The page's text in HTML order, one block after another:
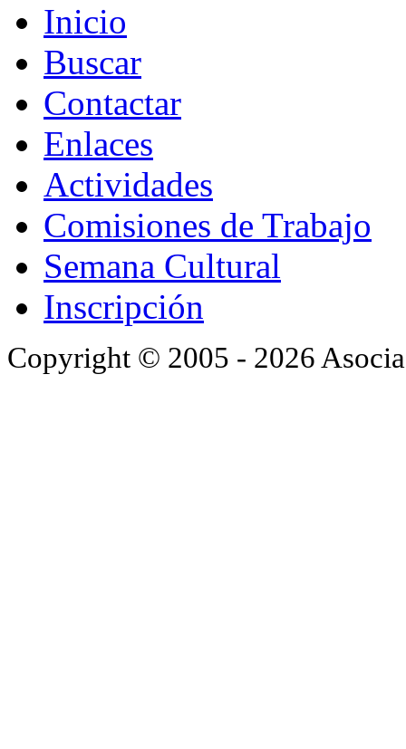
Inicio
Buscar
Contactar
Enlaces
Actividades
Comisiones de Trabajo
Semana Cultural
Inscripción
Copyright © 2005 - 2026